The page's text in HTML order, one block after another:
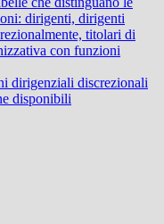
dirigenti, dirigenti
titolari di
con funzioni
dirigenziali discrezionali
disponibili